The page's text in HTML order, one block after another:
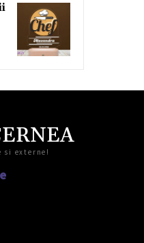
externe!